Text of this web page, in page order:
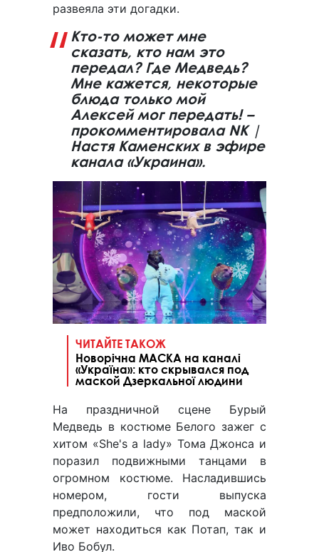
развеяла эти догадки.
Кто-то может мне
сказать, кто нам это
передал? Где Медведь?
Мне кажется, некоторые
блюда только мой
Алексей мог передать! –
прокомментировала NK |
Настя Каменских в эфире
канала «Украина».
ЧИТАЙТЕ ТАКОЖ
Новорічна МАСКА на каналі
«Україна»: кто скрывался под
маской Дзеркальної людини
На праздничной сцене Бурый
Медведь в костюме Белого зажег с
хитом «She's a lady» Тома Джонса и
поразил подвижными танцами в
огромном костюме. Насладившись
номером, гости выпуска
предположили, что под маской
может находиться как Потап, так и
Иво Бобул.